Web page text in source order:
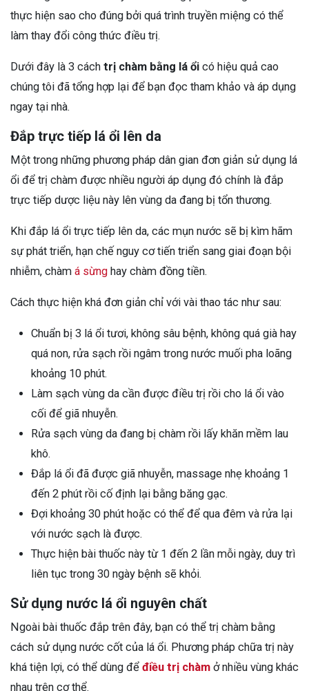
thực hiện sao cho đúng bởi quá trình truyền miệng có thể
làm thay đổi công thức điều trị.
Dưới đây là 3 cách trị chàm bằng lá ổi có hiệu quả cao
chúng tôi đã tổng hợp lại để bạn đọc tham khảo và áp dụng
ngay tại nhà.
Đắp trực tiếp lá ổi lên da
Một trong những phương pháp dân gian đơn giản sử dụng lá
ổi để trị chàm được nhiều người áp dụng đó chính là đắp
trực tiếp dược liệu này lên vùng da đang bị tổn thương.
Khi đắp lá ổi trực tiếp lên da, các mụn nước sẽ bị kìm hãm
sự phát triển, hạn chế nguy cơ tiến triển sang giai đoạn bội
nhiễm, chàm á sừng hay chàm đồng tiền.
Cách thực hiện khá đơn giản chỉ với vài thao tác như sau:
Chuẩn bị 3 lá ổi tươi, không sâu bệnh, không quá già hay
quá non, rửa sạch rồi ngâm trong nước muối pha loãng
khoảng 10 phút.
Làm sạch vùng da cần được điều trị rồi cho lá ổi vào
cối để giã nhuyễn.
Rửa sạch vùng da đang bị chàm rồi lấy khăn mềm lau
khô.
Đắp lá ổi đã được giã nhuyễn, massage nhẹ khoảng 1
đến 2 phút rồi cố định lại bằng băng gạc.
Đợi khoảng 30 phút hoặc có thể để qua đêm và rửa lại
với nước sạch là được.
Thực hiện bài thuốc này từ 1 đến 2 lần mỗi ngày, duy trì
liên tục trong 30 ngày bệnh sẽ khỏi.
Sử dụng nước lá ổi nguyên chất
Ngoài bài thuốc đắp trên đây, bạn có thể trị chàm bằng
cách sử dụng nước cốt của lá ổi. Phương pháp chữa trị này
khá tiện lợi, có thể dùng để điều trị chàm ở nhiều vùng khác
nhau trên cơ thể.